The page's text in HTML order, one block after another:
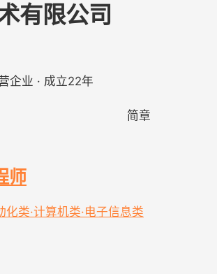
有限公司
企业 · 成立22年
简章
师
化类·计算机类·电子信息类